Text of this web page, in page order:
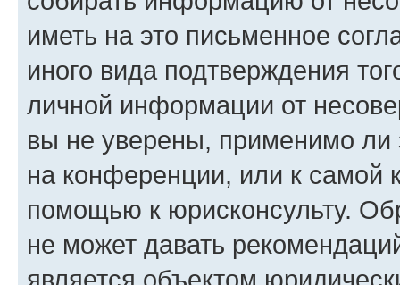
иметь на это письменное
иного вида подтверждения
личной информации от
вы не уверены, применимо ли
на конференции, или к самой
помощью к юрисконсульту.
не может давать